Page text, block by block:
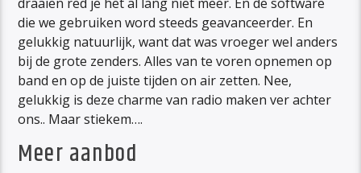
die we gebruiken word steeds geavanceerder. En
gelukkig natuurlijk, want dat was vroeger wel anders
bij de grote zenders. Alles van te voren opnemen op
band en op de juiste tijden on air zetten. Nee,
gelukkig is deze charme van radio maken ver achter
ons.. Maar stiekem….
Meer aanbod